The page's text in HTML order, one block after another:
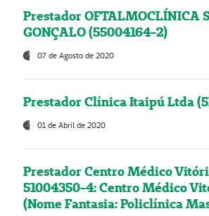
Prestador OFTALMOCLÍNICA
GONÇALO (55004164-2)
07 de Agosto de 2020
Prestador Clínica Itaipú Ltda
01 de Abril de 2020
Prestador Centro Médico
51004350-4: Centro Médico
(Nome Fantasia: Policlínica